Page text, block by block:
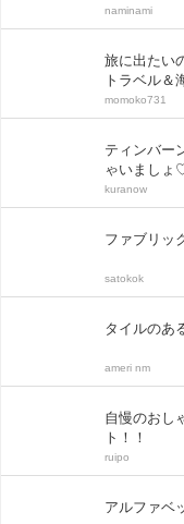
naminami
旅に出たい
トラベル＆
momoko731
ティンバー
ゃいましょ
kuranow
ファブリッ
satokok
タイルのあ
ameri nm
自慢のおし
ト！！
ruipo
アルファベ